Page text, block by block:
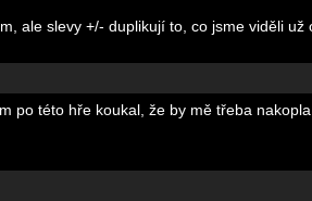
ale slevy +/- duplikují to, co jsme viděli už
po této hře koukal, že by mě třeba